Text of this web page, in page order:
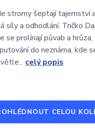
stromy šeptají tajemství
síly a odhodlání. Tričko
se prolínají půvab a
do neznáma, kde
celý popis
CELOU